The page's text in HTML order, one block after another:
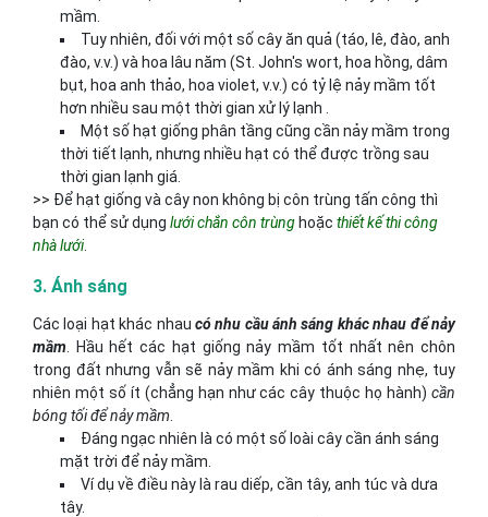
mầm.
Tuy nhiên, đối với một số cây ăn quả (táo, lê, đào, anh
đào, v.v.) và hoa lâu năm (St. John's wort, hoa hồng, dâm
bụt, hoa anh thảo, hoa violet, v.v.) có tỷ lệ nảy mầm tốt
hơn nhiều sau một thời gian xử lý lạnh .
Một số hạt giống phân tầng cũng cần nảy mầm trong
thời tiết lạnh, nhưng nhiều hạt có thể được trồng sau
thời gian lạnh giá.
>> Để hạt giống và cây non không bị côn trùng tấn công thì
bạn có thể sử dụng lưới chắn côn trùng hoặc thiết kế thi công
nhà lưới.
3. Ánh sáng
Các loại hạt khác nhau có nhu cầu ánh sáng khác nhau để nảy
mầm . Hầu hết các hạt giống nảy mầm tốt nhất nên chôn
trong đất nhưng vẫn sẽ nảy mầm khi có ánh sáng nhẹ, tuy
nhiên một số ít (chẳng hạn như các cây thuộc họ hành) cần
bóng tối để nảy mầm
Đáng ngạc nhiên là có một số loài cây cần ánh sáng
mặt trời để nảy mầm.
Ví dụ về điều này là rau diếp, cần tây, anh túc và dưa
tây.